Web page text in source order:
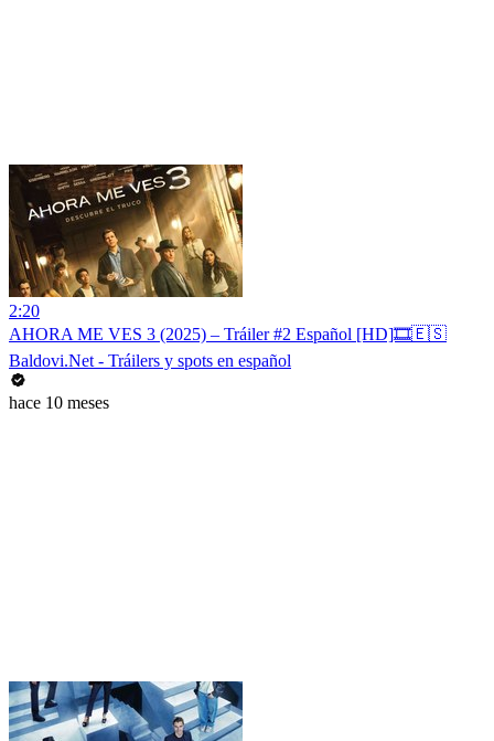
2:20
AHORA ME VES 3 (2025) – Tráiler #2 Español [HD]🎞️🇪🇸
Baldovi.Net - Tráilers y spots en español
hace 10 meses